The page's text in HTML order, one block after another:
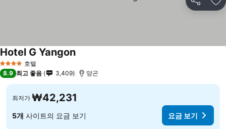
공유 즐
4 성급 호텔
Hotel G Yangon
8.9 최고 좋음 3,409 양곤
최저가 ₩42,231
5개 사이트의 요금 보기 요금 보기